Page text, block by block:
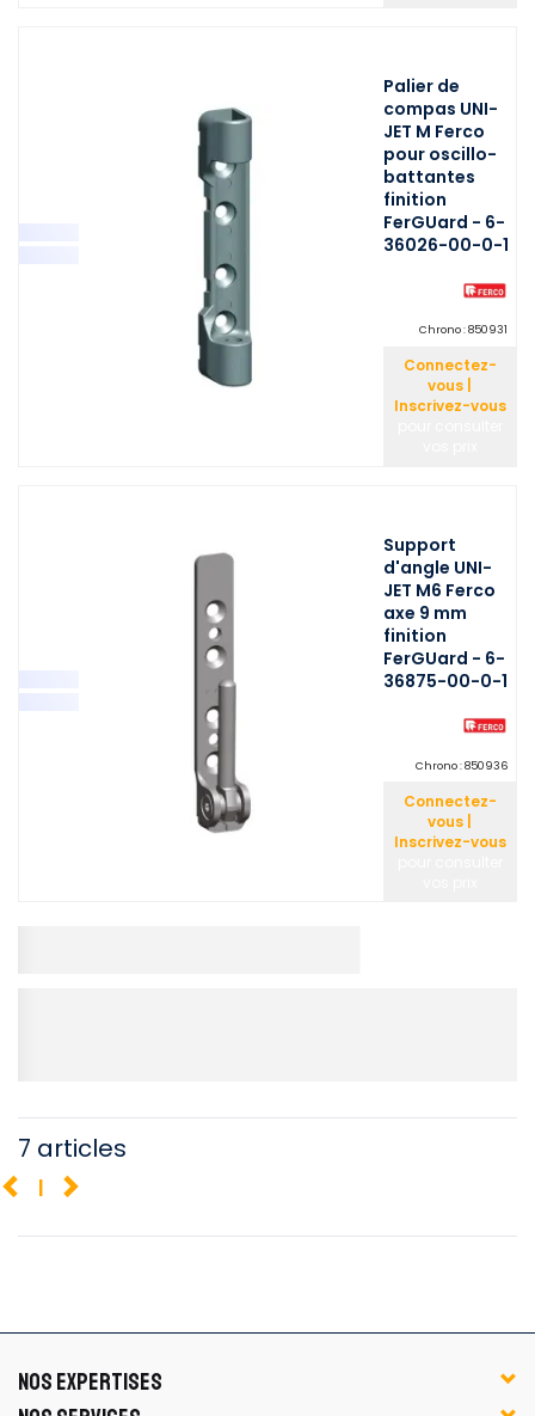
Palier de
compas UNI-
JET M Ferco
pour oscillo-
battantes
finition
FerGUard - 6-
36026-00-0-1
Chrono : 850931
Connectez-
vous |
Inscrivez-vous
Support
d'angle UNI-
JET M6 Ferco
axe 9 mm
finition
FerGUard - 6-
36875-00-0-1
Chrono : 850936
Connectez-
vous |
Inscrivez-vous
7 articles
1
NOS EXPERTISES